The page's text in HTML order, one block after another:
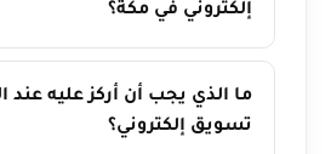
إلكتروني في مكة؟
ما الذي يجب أن أركز عليه عند
تسويق إلكتروني؟